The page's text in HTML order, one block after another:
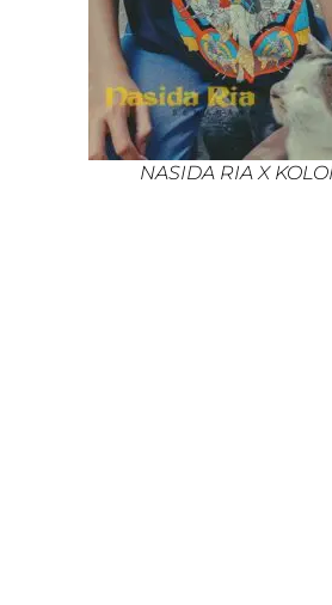
NASIDA RIA X